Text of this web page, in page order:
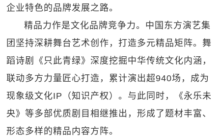
企业特色的品牌发展之路。
精品力作是文化品牌竞争力。中国东方演艺集
团坚持深耕舞台艺术创作，打造多元精品矩阵。舞
蹈诗剧《只此青绿》深度挖掘中华传统文化内涵，
联动多方力量匠心打造，累计演出超940场，成为
现象级文化IP（知识产权）。与此同时，《永乐未
央》等多部优质剧目相继推出，形成了题材丰富、
形态多样的精品内容方阵。